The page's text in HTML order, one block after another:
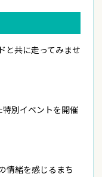
と共に走ってみませ
特別イベントを開催
情緒を感じるまち